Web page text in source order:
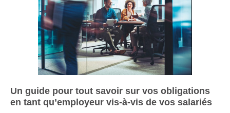
Un guide pour tout savoir sur vos obligations
en tant qu’employeur vis-à-vis de vos salariés